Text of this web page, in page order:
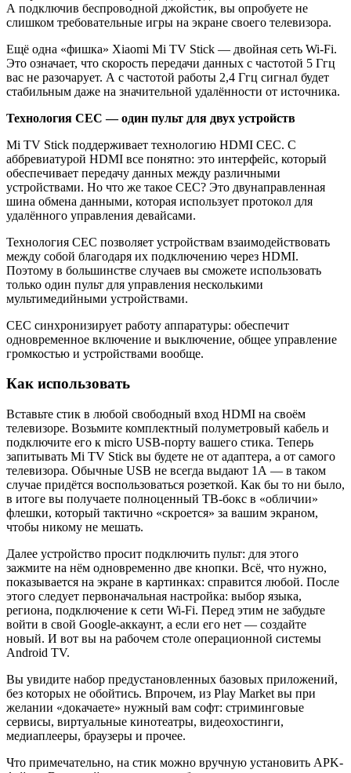
А подключив беспроводной джойстик, вы опробуете не
слишком требовательные игры на экране своего телевизора.
Ещё одна «фишка» Xiaomi Mi TV Stick — двойная сеть Wi-Fi.
Это означает, что скорость передачи данных с частотой 5 Ггц
вас не разочарует. А с частотой работы 2,4 Ггц сигнал будет
стабильным даже на значительной удалённости от источника.
Технология CEC — один пульт для двух устройств
Mi TV Stick поддерживает технологию HDMI CEC. С
аббревиатурой HDMI все понятно: это интерфейс, который
обеспечивает передачу данных между различными
устройствами. Но что же такое CEC? Это двунаправленная
шина обмена данными, которая использует протокол для
удалённого управления девайсами.
Технология CEC позволяет устройствам взаимодействовать
между собой благодаря их подключению через HDMI.
Поэтому в большинстве случаев вы сможете использовать
только один пульт для управления несколькими
мультимедийными устройствами.
CEC синхронизирует работу аппаратуры: обеспечит
одновременное включение и выключение, общее управление
громкостью и устройствами вообще.
Как использовать
Вставьте стик в любой свободный вход HDMI на своём
телевизоре. Возьмите комплектный полуметровый кабель и
подключите его к micro USB-порту вашего стика. Теперь
запитывать Mi TV Stick вы будете не от адаптера, а от самого
телевизора. Обычные USB не всегда выдают 1А — в таком
случае придётся воспользоваться розеткой. Как бы то ни было,
в итоге вы получаете полноценный ТВ-бокс в «обличии»
флешки, который тактично «скроется» за вашим экраном,
чтобы никому не мешать.
Далее устройство просит подключить пульт: для этого
зажмите на нём одновременно две кнопки. Всё, что нужно,
показывается на экране в картинках: справится любой. После
этого следует первоначальная настройка: выбор языка,
региона, подключение к сети Wi-Fi. Перед этим не забудьте
войти в свой Google-аккаунт, а если его нет — создайте
новый. И вот вы на рабочем столе операционной системы
Android TV.
Вы увидите набор предустановленных базовых приложений,
без которых не обойтись. Впрочем, из Play Market вы при
желании «докачаете» нужный вам софт: стриминговые
сервисы, виртуальные кинотеатры, видеохостинги,
медиаплееры, браузеры и прочее.
Что примечательно, на стик можно вручную установить APK-